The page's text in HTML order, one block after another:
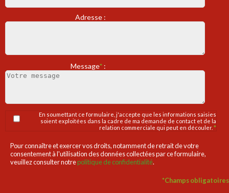
Adresse :
Message* :
En soumettant ce formulaire, j'accepte que les informations saisies
soient exploitées dans la cadre de ma demande de contact et de la
relation commerciale qui peut en découler.*
Pour connaître et exercer vos droits, notamment de retrait de votre
consentement à l'utilisation des données collectées par ce formulaire,
veuillez consulter notrepolitique de confidentialité.
*Champs obligatoires